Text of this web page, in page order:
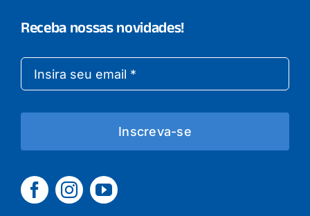
Receba nossas novidades!
Inscreva-se